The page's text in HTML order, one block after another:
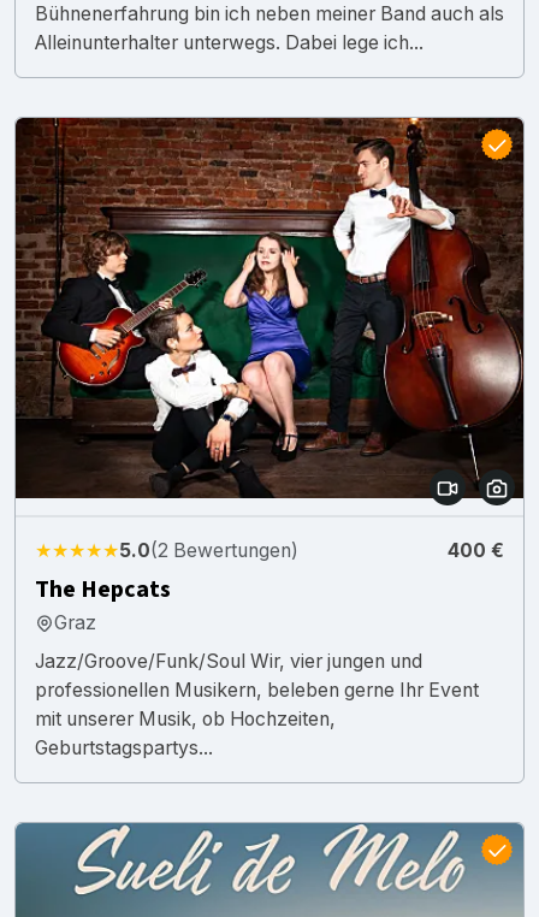
Bühnenerfahrung bin ich neben meiner Band auch als
Alleinunterhalter unterwegs. Dabei lege ich...
★★★★★5.0(2 Bewertungen) 400 €
The Hepcats
Graz
Jazz/Groove/Funk/Soul Wir, vier jungen und
professionellen Musikern, beleben gerne Ihr Event
mit unserer Musik, ob Hochzeiten,
Geburtstagspartys...